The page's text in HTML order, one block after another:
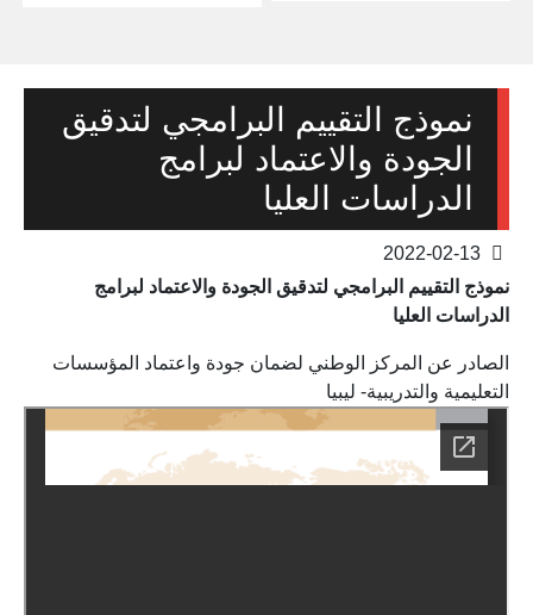
نموذج التقييم البرامجي لتدقيق
الجودة والاعتماد لبرامج
الدراسات العليا
نموذج التقييم البرامجي لتدقيق الجودة والاعتماد لبرامج
الدراسات العليا
الصادر عن المركز الوطني لضمان جودة واعتماد المؤسسات
التعليمية والتدريبية- ليبيا